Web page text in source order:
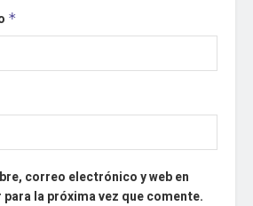
*
correo electrónico y web en
la próxima vez que comente.